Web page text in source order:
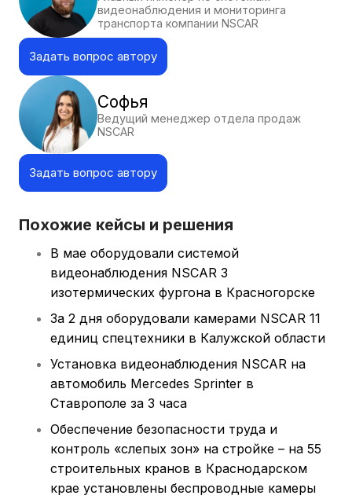
видеонаблюдения и мониторинга
транспорта компании NSCAR
Задать вопрос автору
Софья
Ведущий менеджер отдела продаж
NSCAR
Задать вопрос автору
Похожие кейсы и решения
В мае оборудовали системой
видеонаблюдения NSCAR 3
изотермических фургона в Красногорске
За 2 дня оборудовали камерами NSCAR 11
единиц спецтехники в Калужской области
Установка видеонаблюдения NSCAR на
автомобиль Mercedes Sprinter в
Ставрополе за 3 часа
Обеспечение безопасности труда и
контроль «слепых зон» на стройке – на 55
строительных кранов в Краснодарском
крае установлены беспроводные камеры